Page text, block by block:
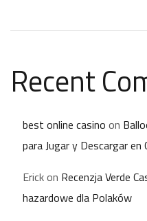
Recent
best online casino on
para Jugar y Descargar en
Erickon Recenzja Verde
hazardowe dla Polaków